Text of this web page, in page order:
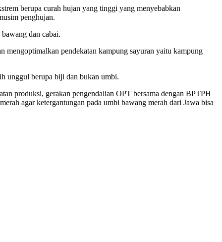
berupa curah hujan yang tinggi yang menyebabkan
penghujan.
dan cabai.
pendekatan kampung sayuran yaitu kampung
unggul berupa biji dan bukan umbi.
produksi, gerakan pengendalian OPT bersama dengan BPTPH
agar ketergantungan pada umbi bawang merah dari Jawa bisa